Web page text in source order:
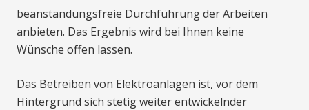
beanstandungsfreie Durchführung der Arbeiten
anbieten. Das Ergebnis wird bei Ihnen keine
Wünsche offen lassen.
Das Betreiben von Elektroanlagen ist, vor dem
Hintergrund sich stetig weiter entwickelnder